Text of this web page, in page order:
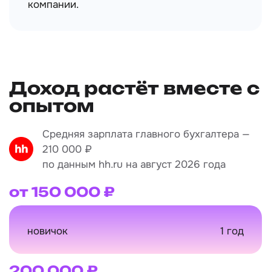
от учёта и отчётности до налоговой
опытом
Средняя зарплата главного бухгалтера —
по данным hh.ru на август 2026 года
от 150 000 ₽
новичок